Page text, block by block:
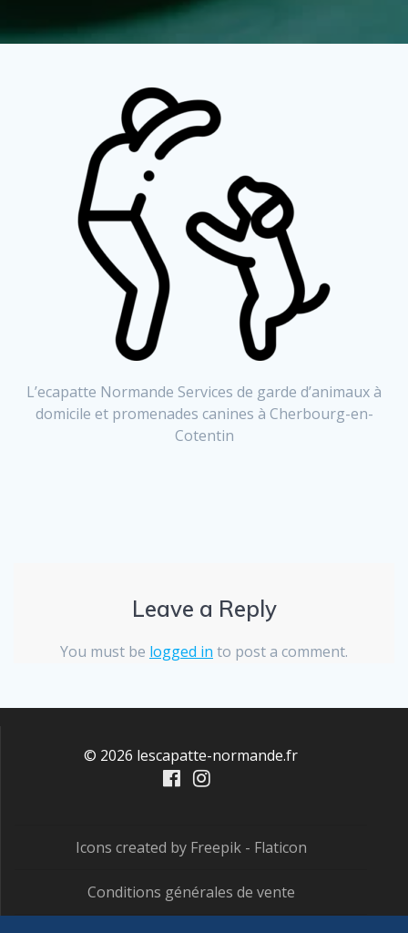
L’ecapatte Normande Services de garde d’animaux à
domicile et promenades canines à Cherbourg-en-
Cotentin
Leave a Reply
You must be logged in to post a comment.
© 2026 lescapatte-normande.fr
Icons created by Freepik - Flaticon
Conditions générales de vente